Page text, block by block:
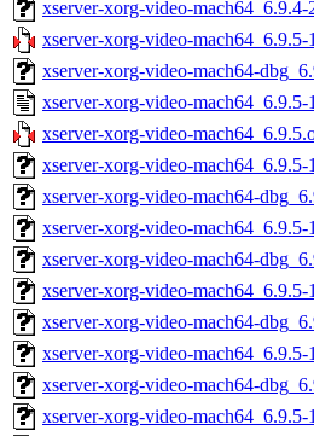
xserver-xorg-video-
xserver-xorg-video-
xserver-xorg-video-mach64-
xserver-xorg-video-mach64_6.9.5-
xserver-xorg-video-
xserver-xorg-video-mach64_6.9.5-
xserver-xorg-video-mach64-
xserver-xorg-video-mach64_6.9.5-
xserver-xorg-video-mach64-
xserver-xorg-video-mach64_6.9.5-
xserver-xorg-video-mach64-
xserver-xorg-video-mach64_6.9.5-
xserver-xorg-video-mach64-
xserver-xorg-video-mach64_6.9.5-